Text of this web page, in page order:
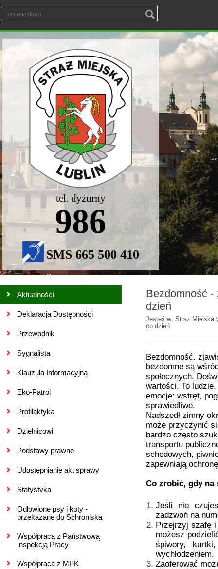
tel. dyżurny
986
SMS 665 500 410
Aktualności
Deklaracja Dostępności
Przewodnik
Sygnalista
Klauzula Informacyjna
Eko-Patrol
Profilaktyka
Dzielnicowi
Podstawy prawne
Udostępnianie akt sprawy
Statystyka
Odłowione psy i koty -
przekazane do Schroniska
Współpraca z Państwową
Inspekcją Pracy
Współpraca z MPK
Bezdomność -
dzień
Jesteś w: Straż Miejska
co dzień
Bezdomność,
bezdomne są
społecznych.
wartości. To
emocje: wstręt,
sprawiedliwe.
Nadszedł zimny
może przyczynić
bardzo często
transportu
schodowych,
zapewniają
Co zrobić, gdy na
Jeśli nie
zadzwoń na
Przejrzyj szafę
możesz
śpiwory,
wychłodzeniem.
Zaoferować